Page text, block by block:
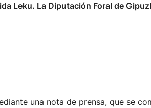
Leku. La Diputación Foral de
una nota de prensa, que se